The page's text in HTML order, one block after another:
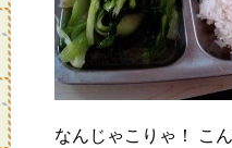
なんじゃこりゃ！ こ